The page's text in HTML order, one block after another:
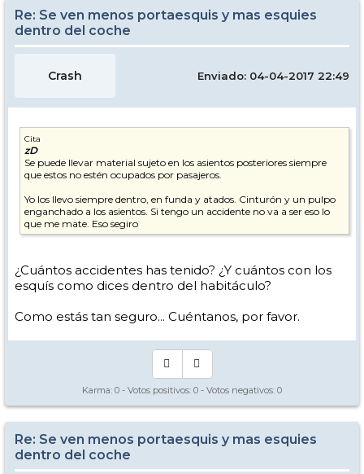
Re: Se ven menos portaesquis y mas esquies
dentro del coche
Crash Enviado: 04-04-2017 22:49
Cita
zD
Se puede llevar material sujeto en los asientos posteriores siempre
que estos no estén ocupados por pasajeros.
Yo los llevo siempre dentro, en funda y atados. Cinturón y un pulpo
enganchado a los asientos. Si tengo un accidente no va a ser eso lo
que me mate. Eso segiro
¿Cuántos accidentes has tenido? ¿Y cuántos con los
esquís como dices dentro del habitáculo?
Como estás tan seguro... Cuéntanos, por favor.
Karma: 0 - Votos positivos: 0 - Votos negativos: 0
Re: Se ven menos portaesquis y mas esquies
dentro del coche